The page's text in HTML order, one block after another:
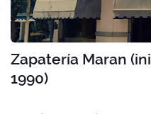
Zapatería Maran
1990)